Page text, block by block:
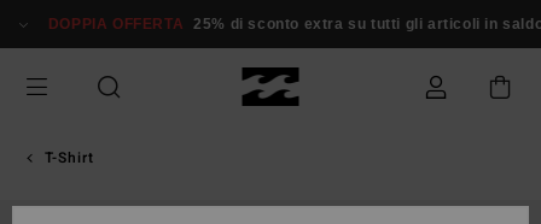
alle
prodotto
DOPPIA OFFERTA 25% di sconto extra su tutti gli articoli in
T-Shirt